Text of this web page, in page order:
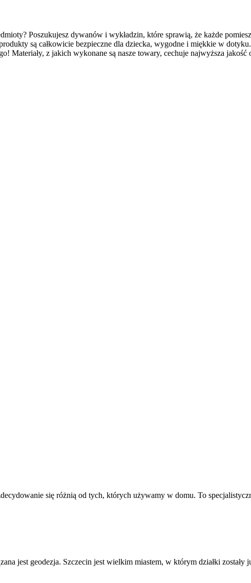
Poszukujesz dywanów i wykładzin, które sprawią, że każde
są całkowicie bezpieczne dla dziecka, wygodne i miękkie w
Materiały, z jakich wykonane są nasze towary, cechuje najwyższa jakość
się różnią od tych, których używamy w domu. To
jest geodezja. Szczecin jest wielkim miastem, w którym działki